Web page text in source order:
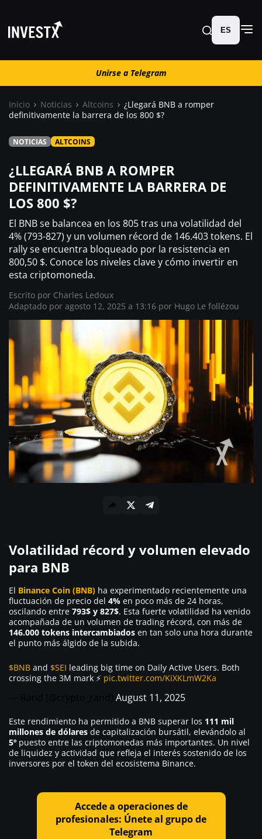
Unirse a Telegram
Noticias
Trading
¿ Dónde comprar ?
ES
Unirse a Telegram
Inicio Noticias Altcoins
¿Llegará BNB a romper
definitivamente la barrera de los 800 $?
NOTICIAS ALTCOINS
¿LLEGARÁ BNB A ROMPER
DEFINITIVAMENTE LA BARRERA DE
LOS 800 $?
El BNB se balancea en los 805 tras una volatilidad del
4% (793-827) y un volumen récord de 146.403 tokens. El
rally se encuentra bloqueado por la resistencia en
800,50 $. Conoce los niveles clave y cómo invertir en
esta criptomoneda.
Escrito por Charles Ledoux
Adaptado por agosto 12, 2025 a 13:16 por Hugo Le follézou
Volatilidad récord y volumen elevado
para BNB
El Binance Coin (BNB) ha experimentado recientemente una
fluctuación de precio del 4% en poco más de 24 horas,
oscilando entre 793$ y 827$. Esta fuerte volatilidad ha venido
acompañada de un volumen de trading récord, con más de
146.000 tokens intercambiados en tan solo una hora durante
el punto más álgido de la subida.
$BNB and $SEI leading big time on Daily Active Users. Both
crossing the 3M mark ⚡️ pic.twitter.com/KiXKLmW2Ka
August 11, 2025
Este rendimiento ha permitido a BNB superar los 111 mil
millones de dólares de capitalización bursátil, elevándolo al
5º puesto entre las criptomonedas más importantes. Un nivel
de liquidez y actividad que refleja el interés sostenido de los
inversores por el token del ecosistema Binance.
Accede a operaciones de
profesionales: Únete al grupo de
Telegram